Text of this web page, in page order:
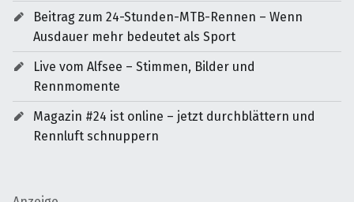
Beitrag zum 24-Stunden-MTB-Rennen – Wenn
Ausdauer mehr bedeutet als Sport
Live vom Alfsee – Stimmen, Bilder und
Rennmomente
Magazin #24 ist online – jetzt durchblättern und
Rennluft schnuppern